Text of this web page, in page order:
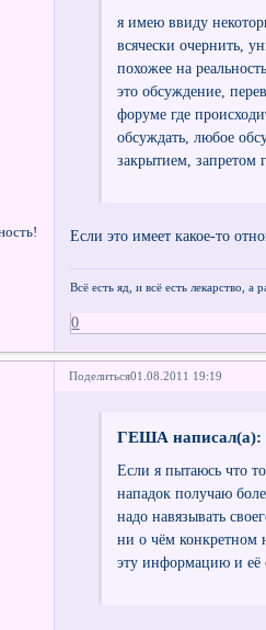
я имею ввиду
всячески очернить,
похожее на
это обсуждение,
форуме где
обсуждать, любое
закрытием, запретом
Если это имеет какое-то
Всё есть яд, и всё есть лекарство,
0
Поделиться01.08.2011 19:19
ГЕША написал(а):
Если я пытаюсь что
нападок получаю
надо навязывать
ни о чём конкретном
эту информацию и её